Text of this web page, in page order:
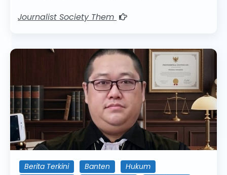
Journalist Society Them
Berita Terkini Banten
Hukum